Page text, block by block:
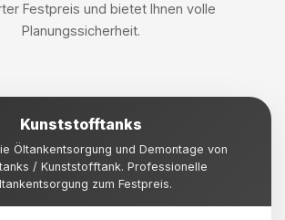
Festpreis und bietet Ihnen volle
Planungssicherheit.
Kunststofftanks
Öltankentsorgung und Demontage von
/ Kunststofftank. Professionelle
zum Festpreis.